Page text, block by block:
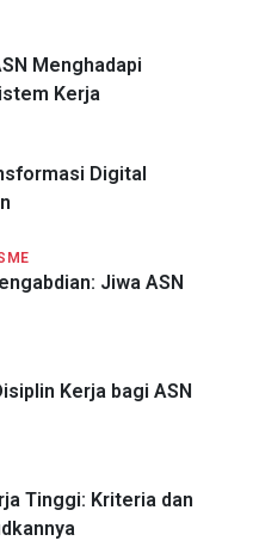
Menghadapi
Kerja
Digital
Jiwa ASN
Kerja bagi ASN
Tinggi: Kriteria dan